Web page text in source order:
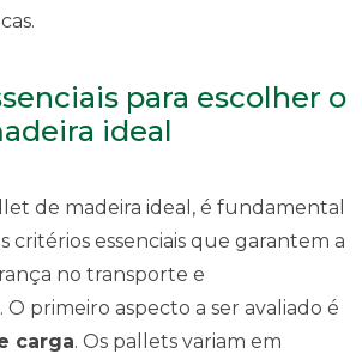
para escolher o
ideal
de madeira ideal, é fundamental
critérios essenciais que garantem a
no transporte e
primeiro aspecto a ser avaliado é
carga. Os pallets variam em